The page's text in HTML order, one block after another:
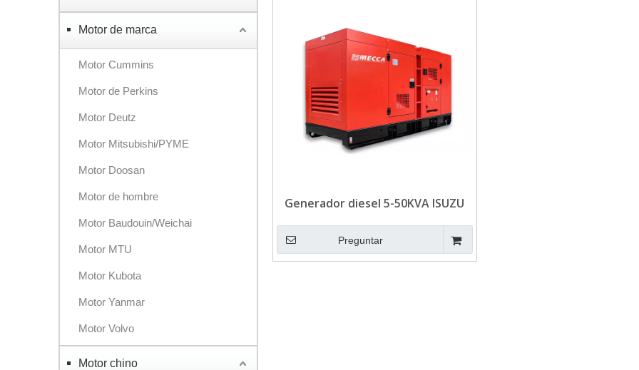
Motor de marca
Motor Cummins
Motor de Perkins
Motor Deutz
Motor Mitsubishi/PYME
Motor Doosan
Motor de hombre
Motor Baudouin/Weichai
Motor MTU
Motor Kubota
Motor Yanmar
Motor Volvo
Motor chino
Generador diesel 5-50KVA ISUZU
para telecomunicaciones
Preguntar